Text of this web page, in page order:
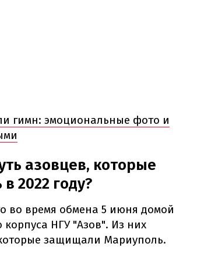
гимн: эмоциональные фото и
азовцев, которые
2022 году?
во время обмена 5 июня домой
корпуса НГУ "Азов". Из них
защищали Мариуполь.